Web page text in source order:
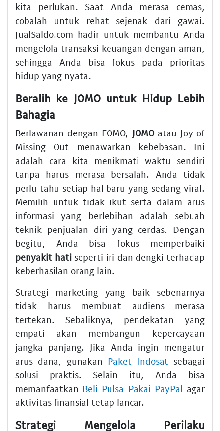
kita perlukan. Saat Anda merasa cemas,
cobalah untuk rehat sejenak dari gawai.
JualSaldo.com hadir untuk membantu Anda
mengelola transaksi keuangan dengan aman,
sehingga Anda bisa fokus pada prioritas
hidup yang nyata.
Beralih ke JOMO untuk Hidup Lebih
Bahagia
Berlawanan dengan FOMO, JOMOatau Joy of
Missing Out menawarkan kebebasan. Ini
adalah cara kita menikmati waktu sendiri
tanpa harus merasa bersalah. Anda tidak
perlu tahu setiap hal baru yang sedang viral.
Memilih untuk tidak ikut serta dalam arus
informasi yang berlebihan adalah sebuah
teknik penjualan diri yang cerdas. Dengan
begitu, Anda bisa fokus memperbaiki
penyakit hatiseperti iri dan dengki terhadap
keberhasilan orang lain.
Strategi marketing yang baik sebenarnya
tidak harus membuat audiens merasa
tertekan. Sebaliknya, pendekatan yang
empati akan membangun kepercayaan
jangka panjang. Jika Anda ingin mengatur
arus dana, gunakan Paket Indosat sebagai
solusi praktis. Selain itu, Anda bisa
memanfaatkan Beli Pulsa Pakai PayPal agar
aktivitas finansial tetap lancar.
Strategi Mengelola Perilaku